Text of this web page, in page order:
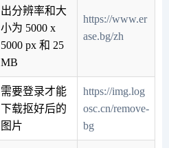
出分辨率和大
小为 5000 x
5000 px 和 25
MB
https://www.er
ase.bg/zh
需要登录才能
下载抠好后的
图片
https://img.log
osc.cn/remove-
bg